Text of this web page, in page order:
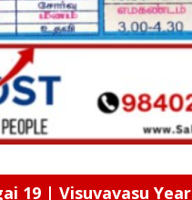
19 | Visuvavasu Year